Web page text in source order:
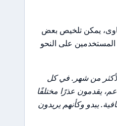
يمكن تلخيص بعض
المستخدمين على النحو
من شهر. في كل
يقدمون عذرًا مختلفًا
يبدو وكأنهم يريدون